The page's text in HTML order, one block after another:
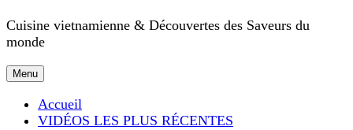
Cuisine vietnamienne & Découvertes des Saveurs du
monde
Menu
Accueil
VIDÉOS LES PLUS RÉCENTES